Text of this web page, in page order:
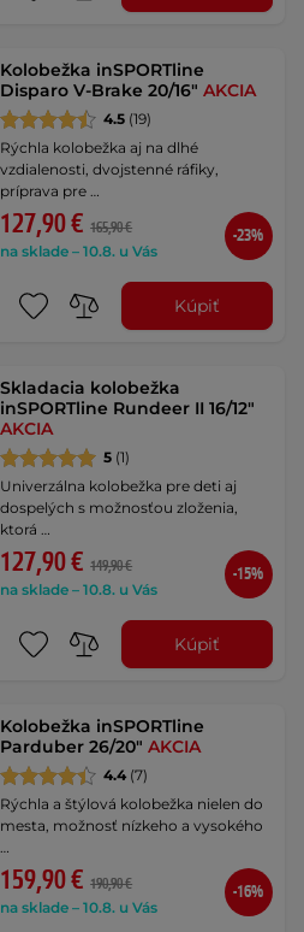
Kolobežka inSPORTline
Disparo V-Brake 20/16"AKCIA
4.5 (19)
Rýchla kolobežka aj na dlhé
vzdialenosti, dvojstenné ráfiky,
príprava pre …
127,90 € 165,90 €
na sklade – 10.8. u Vás
-23%
Kúpiť
Skladacia kolobežka
inSPORTline Rundeer II 16/12"
AKCIA
5 (1)
Univerzálna kolobežka pre deti aj
dospelých s možnosťou zloženia,
ktorá …
127,90 € 149,90 €
na sklade – 10.8. u Vás
-15%
Kúpiť
Kolobežka inSPORTline
Parduber 26/20"AKCIA
4.4 (7)
Rýchla a štýlová kolobežka nielen do
mesta, možnosť nízkeho a vysokého
…
159,90 € 190,90 €
na sklade – 10.8. u Vás
-16%